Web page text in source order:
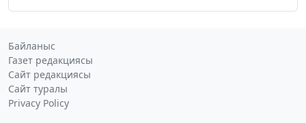
Байланыс
Газет редакциясы
Сайт редакциясы
Сайт туралы
Privacy Policy